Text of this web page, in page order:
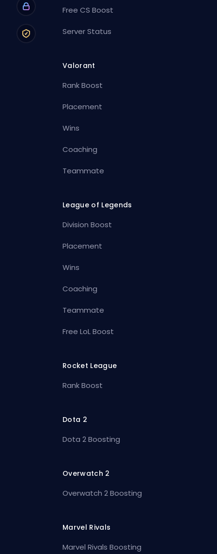
Free CS Boost
Server Status
Valorant
Rank Boost
Placement
Wins
Coaching
Teammate
League of Legends
Division Boost
Placement
Wins
Coaching
Teammate
Free LoL Boost
Rocket League
Rank Boost
Dota 2
Dota 2 Boosting
Overwatch 2
Overwatch 2 Boosting
Marvel Rivals
Marvel Rivals Boosting